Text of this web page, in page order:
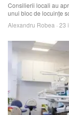
Consilierii locali au
unui bloc de locuințe
Alexandru Robea · 23